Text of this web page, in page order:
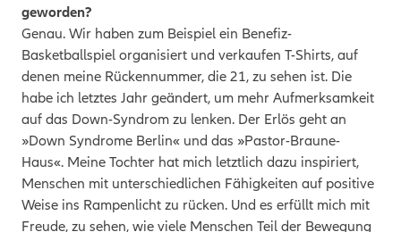
geworden?
Genau. Wir haben zum Beispiel ein Benefiz-
Basketballspiel organisiert und verkaufen T-Shirts, auf
denen meine Rückennummer, die 21, zu sehen ist. Die
habe ich letztes Jahr geändert, um mehr Aufmerksamkeit
auf das Down-Syndrom zu lenken. Der Erlös geht an
»Down Syndrome Berlin« und das »Pastor-Braune-
Haus«. Meine Tochter hat mich letztlich dazu inspiriert,
Menschen mit unterschiedlichen Fähigkeiten auf positive
Weise ins Rampenlicht zu rücken. Und es erfüllt mich mit
Freude, zu sehen, wie viele Menschen Teil der Bewegung